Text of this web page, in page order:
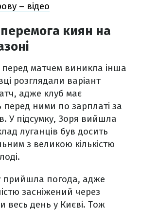
– відео
киян на
перед матчем виникла інша
розглядали варіант
адже клуб має
перед ними по зарплаті за
У підсумку, Зоря вийшла
луганців був досить
з великою кількістю
прийшла погода, адже
засніжений через
весь день у Києві. Тож